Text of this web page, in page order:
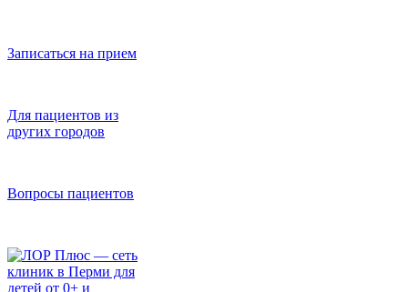
Записаться на прием
Для пациентов из
других городов
Вопросы пациентов